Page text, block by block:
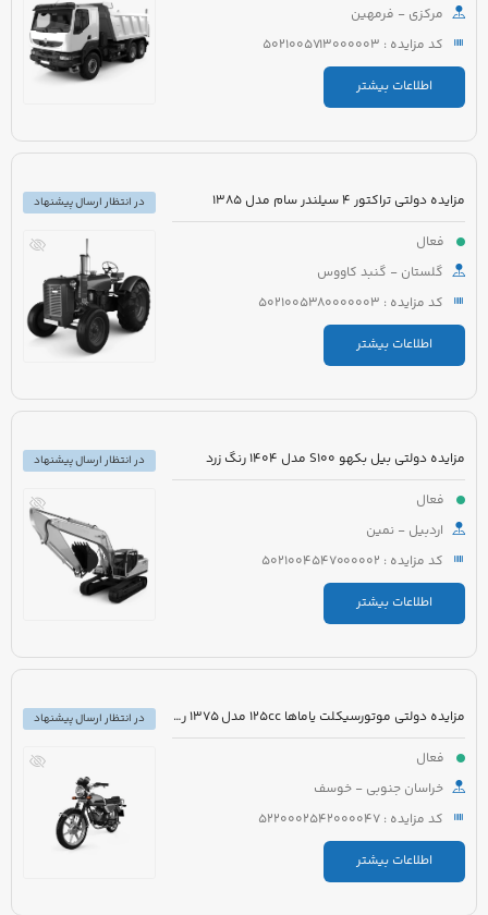
مرکزی - فرمهین
کد مزایده : 5021005713000003
اطلاعات بیشتر
مزایده دولتی تراکتور 4 سیلندر سام مدل 1385
فعال
گلستان - گنبد کاووس
کد مزایده : 5021005380000003
اطلاعات بیشتر
در انتظار ارسال پیشنهاد
مزایده دولتی بیل بکهو S100 مدل 1404 رنگ زرد
فعال
اردبیل - نمین
کد مزایده : 5021004547000002
اطلاعات بیشتر
در انتظار ارسال پیشنهاد
مزایده دولتی موتورسیکلت یاماها 125cc مدل 1375 رنگ زرشکی
فعال
خراسان جنوبی - خوسف
کد مزایده : 5220002542000047
اطلاعات بیشتر
در انتظار ارسال پیشنهاد